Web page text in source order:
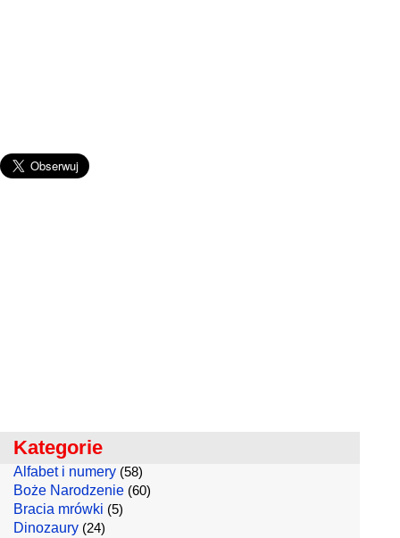
Kategorie
Alfabet i numery (58)
Boże Narodzenie (60)
Bracia mrówki (5)
Dinozaury (24)